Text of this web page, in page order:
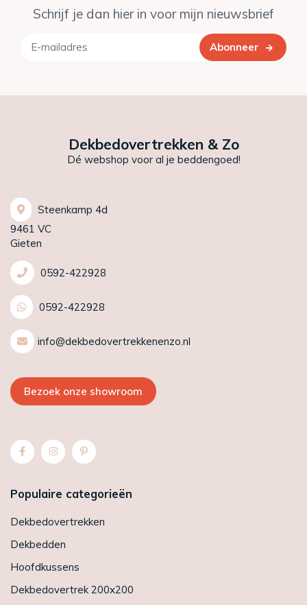
Schrijf je dan hier in voor mijn nieuwsbrief
Abonneer
Dekbedovertrekken & Zo
Dé webshop voor al je beddengoed!
Steenkamp 4d
9461 VC
Gieten
0592-422928
0592-422928
info@dekbedovertrekkenenzo.nl
Bezoek onze showroom
Populaire categorieën
Dekbedovertrekken
Dekbedden
Hoofdkussens
Dekbedovertrek 200x200